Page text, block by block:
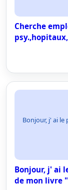
Cherche
Bonjour, j' ai
Bonjour, j' ai
de mon livre